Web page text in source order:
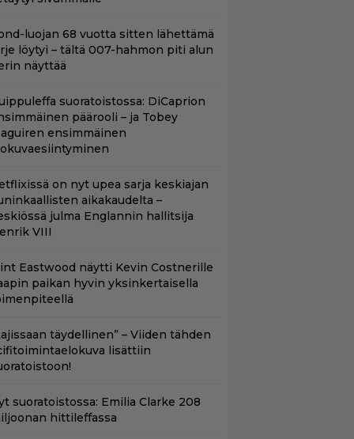
luojan 68 vuotta sitten lähettämä
löytyi – tältä 007-hahmon piti alun
näyttää
suoratoistossa: DiCaprion
päärooli – ja Tobey
ensimmäinen
on nyt upea sarja keskiajan
aikakaudelta –
julma Englannin hallitsija
VIII
Eastwood näytti Kevin Costnerille
paikan hyvin yksinkertaisella
täydellinen” – Viiden tähden
lisättiin
suoratoistossa: Emilia Clarke 208
hittileffassa